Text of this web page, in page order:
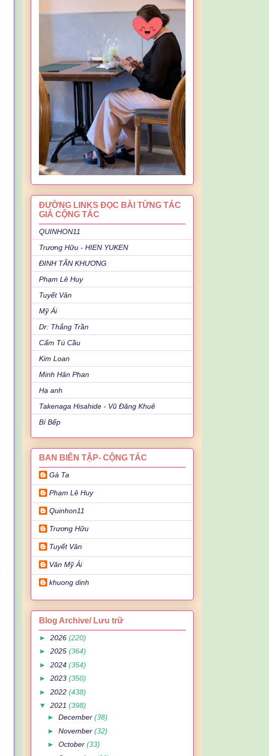
ĐƯỜNG LINKS ĐỌC BÀI TỪNG TÁC
GIẢ CỘNG TÁC
QUINHON11
Trương Hữu - HIEN YUKEN
ĐINH TẤN KHƯƠNG
Phạm Lê Huy
Tuyết Vân
Mỹ Ái
Dr: Thắng Trần
Cẩm Tú Cầu
Kim Loan
Minh Hân Phan
Hạ anh
Takenaga Hisahide - Vũ Đăng Khuê
Bí Bếp
BAN BIÊN TẬP- CỘNG TÁC
Gà Ta
Phạm Lê Huy
Quinhon11
Trương Hữu
Tuyết Vân
Văn Mỹ Ái
khuong dinh
Blog Archive/ Lưu trữ
► 2026 (220)
► 2025 (364)
► 2024 (354)
► 2023 (350)
► 2022 (438)
▼ 2021 (398)
►December(38)
►November(32)
►October(33)